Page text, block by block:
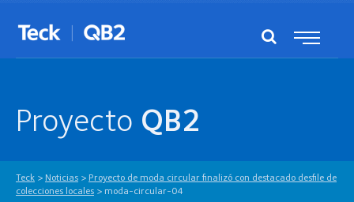
Proyecto QB2
Teck > Noticias > Proyecto de moda circular finalizó con destacado desfile de
colecciones locales > moda-circular-04